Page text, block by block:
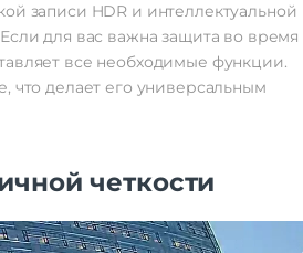
записи HDR и интеллектуальной
для вас важна защита во время
все необходимые функции.
что делает его универсальным
четкости